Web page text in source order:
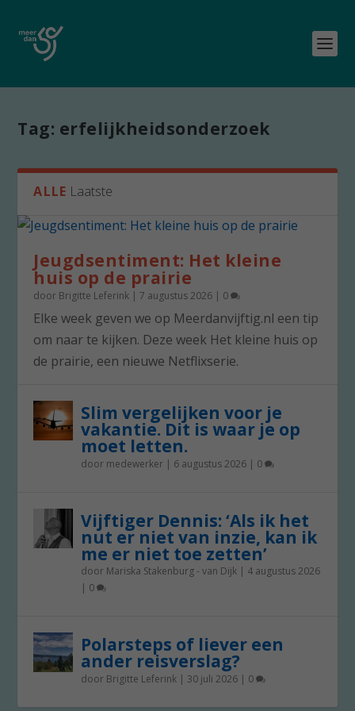
Tag: erfelijkheidsonderzoek
ALLE Laatste
Jeugdsentiment: Het kleine
huis op de prairie
door Brigitte Leferink |7 augustus 2026 | 0
Elke week geven we op Meerdanvijftig.nl een tip
om naar te kijken. Deze week Het kleine huis op
de prairie, een nieuwe Netflixserie.
Slim vergelijken voor je
vakantie. Dit is waar je op
moet letten.
door medewerker | 6 augustus 2026 | 0
Vijftiger Dennis: ‘Als ik het
nut er niet van inzie, kan ik
me er niet toe zetten’
door Mariska Stakenburg - van Dijk | 4 augustus 2026
| 0
Polarsteps of liever een
ander reisverslag?
door Brigitte Leferink | 30 juli 2026 | 0